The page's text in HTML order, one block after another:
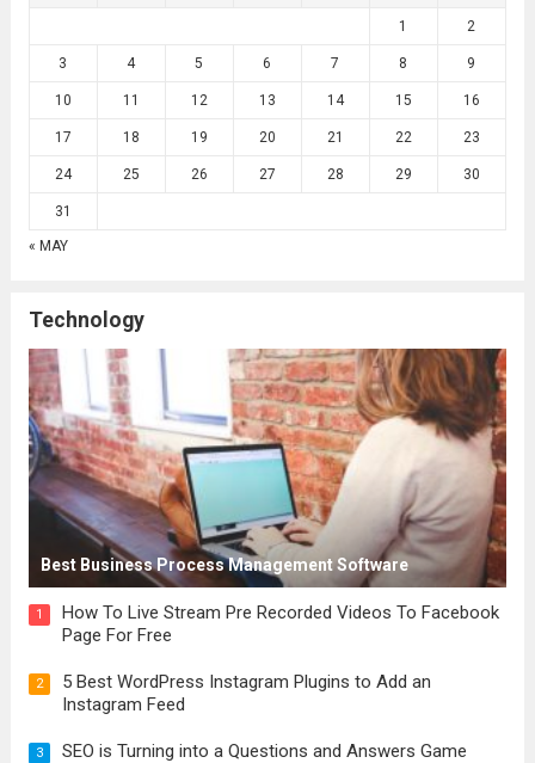
1 2
3 4 5 6 7 8 9
10 11 12 13 14 15 16
17 18 19 20 21 22 23
24 25 26 27 28 29 30
31
« MAY
Technology
Best Business Process Management Software
1
How To Live Stream Pre Recorded Videos To Facebook
Page For Free
2
5 Best WordPress Instagram Plugins to Add an
Instagram Feed
3 SEO is Turning into a Questions and Answers Game